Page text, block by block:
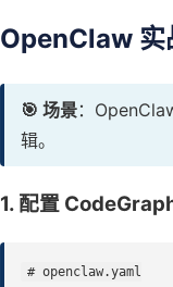
OpenClaw 实
🎯 场景：
辑。
1. 配置
# openclaw.yaml